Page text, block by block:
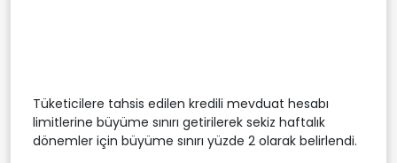
Tüketicilere tahsis edilen kredili mevduat hesabı
limitlerine büyüme sınırı getirilerek sekiz haftalık
dönemler için büyüme sınırı yüzde 2 olarak belirlendi.